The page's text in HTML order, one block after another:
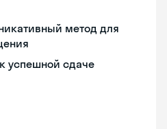
метод для
к успешной сдаче